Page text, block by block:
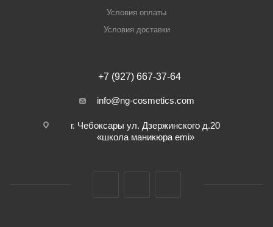
Условия оплаты
Условия доставки
+7 (927) 667-37-64
info@ng-cosmetics.com
г. Чебоксары ул. Дзержинского д.20
«школа маникюра emi»